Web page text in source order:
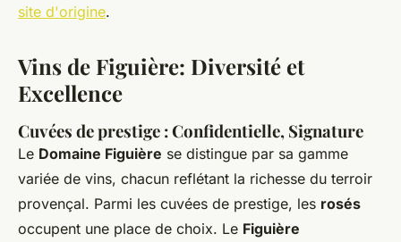
site d'origine.
Vins de Figuière: Diversité et
Excellence
Cuvées de prestige : Confidentielle, Signature
Le Domaine Figuière se distingue par sa gamme
variée de vins, chacun reflétant la richesse du terroir
provençal. Parmi les cuvées de prestige, les rosés
occupent une place de choix. Le Figuière